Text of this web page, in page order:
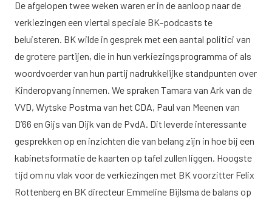
De afgelopen twee weken waren er in de aanloop naar de
verkiezingen een viertal speciale BK-podcasts te
beluisteren. BK wilde in gesprek met een aantal politici van
de grotere partijen, die in hun verkiezingsprogramma of als
woordvoerder van hun partij nadrukkelijke standpunten over
Kinderopvang innemen. We spraken Tamara van Ark van de
VVD, Wytske Postma van het CDA, Paul van Meenen van
D’66 en Gijs van Dijk van de PvdA. Dit leverde interessante
gesprekken op en inzichten die van belang zijn in hoe bij een
kabinetsformatie de kaarten op tafel zullen liggen. Hoogste
tijd om nu vlak voor de verkiezingen met BK voorzitter Felix
Rottenberg en BK directeur Emmeline Bijlsma de balans op